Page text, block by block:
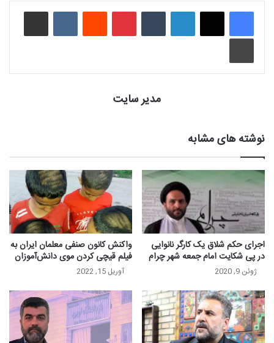
لینکدین ‫پین‌ترست ‫رددیت
چاپ
مدیر سایت
نوشته های مشابه
اجرای حکم شلاق یک کارگر نانوایی
در پی شکایت امام جمعه شهر چرام
ژوئن 9, 2020
واکنش کانون صنفی معلمان ایران به
فیلم قیچی کردن موی دانش‌آموزان
آوریل 15, 2022